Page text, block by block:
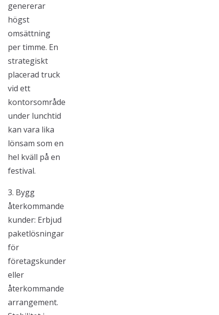
genererar
högst
omsättning
per timme. En
strategiskt
placerad truck
vid ett
kontorsområde
under lunchtid
kan vara lika
lönsam som en
hel kväll på en
festival.
3. Bygg
återkommande
kunder: Erbjud
paketlösningar
för
företagskunder
eller
återkommande
arrangement.